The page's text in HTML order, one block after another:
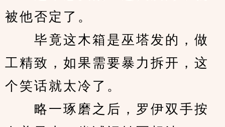
被他否定了。
毕竟这木箱是巫塔发的，做
工精致，如果需要暴力拆开，这
个笑话就太冷了。
略一琢磨之后，罗伊双手按